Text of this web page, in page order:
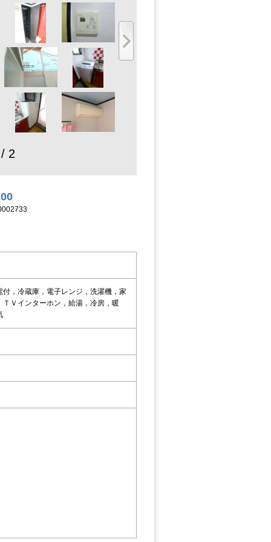
2
，冷蔵庫，電子レンジ，洗濯機，家
Ｖインターホン，給湯，冷房，暖